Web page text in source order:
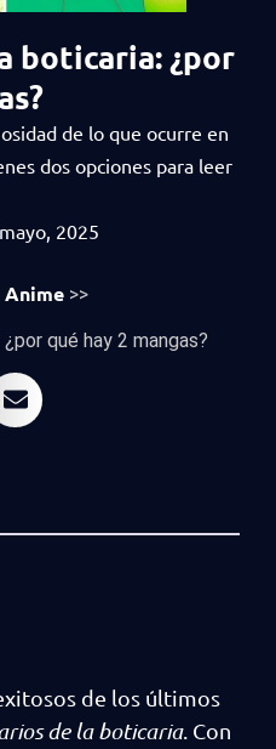
boticaria: ¿por
de lo que ocurre en
dos opciones para leer
2025
Anime >>
qué hay 2 mangas?
de los últimos
de la boticaria. Con